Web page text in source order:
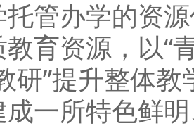
管办学的资
育资源，以“
研”提升整体
一所特色鲜